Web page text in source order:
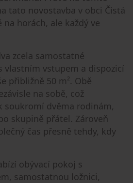
tato novostavba v obci Čistá
na horách, ale každý ve
zcela samostatné
vlastním vstupem a dispozicí
přibližně 50 m². Obě
na sobě, což
soukromí dvěma rodinám,
skupině přátel. Zároveň
čas přesně tehdy, kdy
obývací pokoj s
samostatnou ložnici,